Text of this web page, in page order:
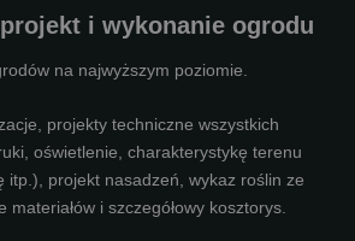
i wykonanie ogrodu
na najwyższym poziomie.
projekty techniczne wszystkich
oświetlenie, charakterystykę terenu
itp.), projekt nasadzeń, wykaz roślin ze
materiałów i szczegółowy kosztorys.